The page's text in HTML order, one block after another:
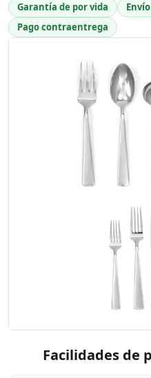
Garantía de por vida
Pago contraentrega
Facilidades de